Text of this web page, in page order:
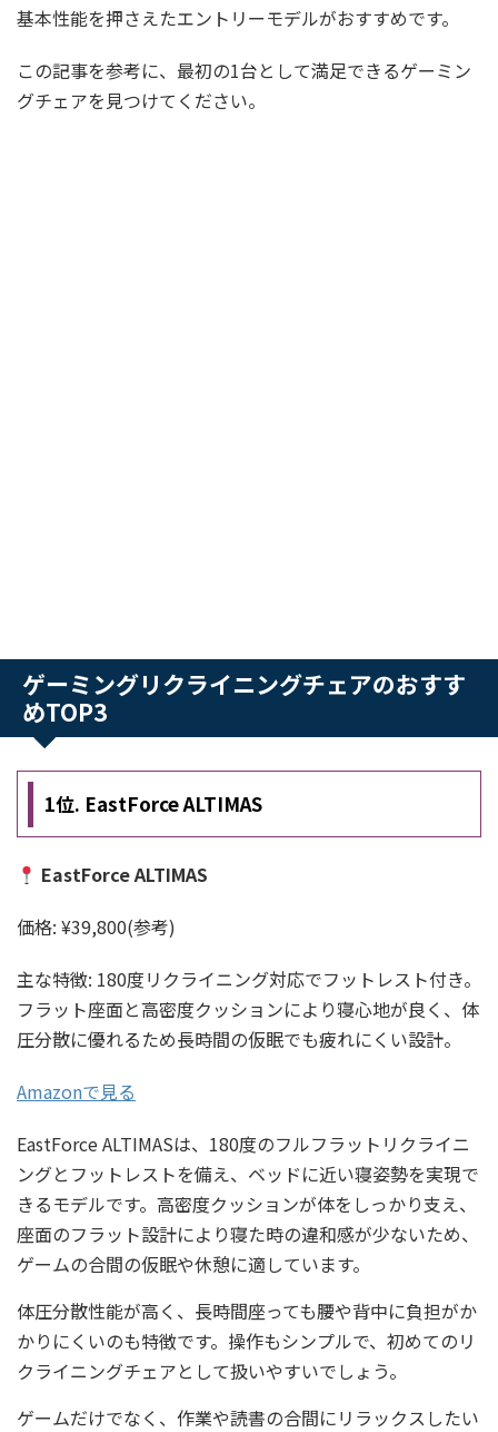
基本性能を押さえたエントリーモデルがおすすめです。
この記事を参考に、最初の1台として満足できるゲーミン
グチェアを見つけてください。
ゲーミングリクライニングチェアのおすす
めTOP3
1位. EastForce ALTIMAS
EastForce ALTIMAS
価格: ¥39,800(参考)
主な特徴: 180度リクライニング対応でフットレスト付き。
フラット座面と高密度クッションにより寝心地が良く、体
圧分散に優れるため長時間の仮眠でも疲れにくい設計。
Amazonで見る
EastForce ALTIMASは、180度のフルフラットリクライニ
ングとフットレストを備え、ベッドに近い寝姿勢を実現で
きるモデルです。高密度クッションが体をしっかり支え、
座面のフラット設計により寝た時の違和感が少ないため、
ゲームの合間の仮眠や休憩に適しています。
体圧分散性能が高く、長時間座っても腰や背中に負担がか
かりにくいのも特徴です。操作もシンプルで、初めてのリ
クライニングチェアとして扱いやすいでしょう。
ゲームだけでなく、作業や読書の合間にリラックスしたい